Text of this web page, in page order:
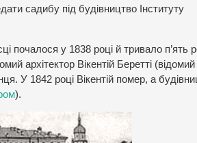
садибу під будівництво Інституту
почалося у 1838 році й тривало п’ять
архітектор Вікентій Беретті (відомий
У 1842 році Вікентій помер, а
).